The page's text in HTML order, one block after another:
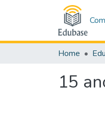
Home
15